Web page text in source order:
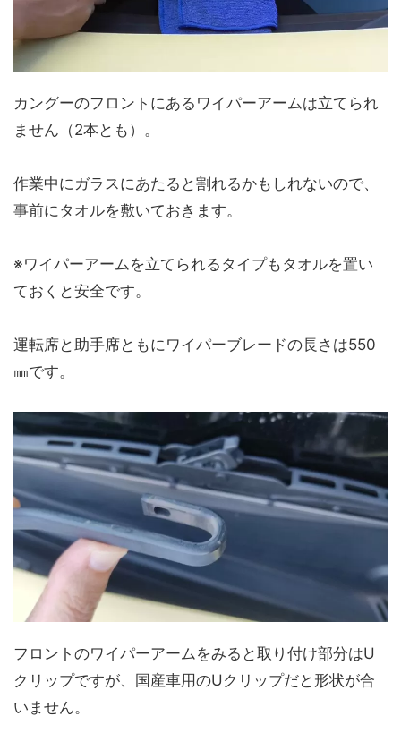
カングーのフロントにあるワイパーアームは立てられ
ません（2本とも）。
作業中にガラスにあたると割れるかもしれないので、
事前にタオルを敷いておきます。
※ワイパーアームを立てられるタイプもタオルを置い
ておくと安全です。
運転席と助手席ともにワイパーブレードの長さは550
㎜です。
フロントのワイパーアームをみると取り付け部分はU
クリップですが、国産車用のUクリップだと形状が合
いません。